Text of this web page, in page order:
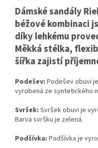
Dámské sandály
béžové kombinaci
díky lehkému
Měkká stélka,
šířka zajistí
Podešev: Podešev obuvi
vyrobená ze syntetického
Svršek: Svršek obuvi je
Barva svršku je zelená.
Podšívka: Podšívka je